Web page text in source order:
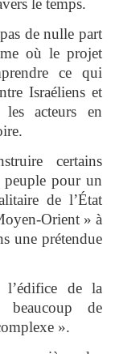
le temps.
de nulle part
où le projet
ce qui
Israéliens et
acteurs en
certains
peuple pour un
de l’État
Orient » à
une prétendue
de la
beaucoup de
».